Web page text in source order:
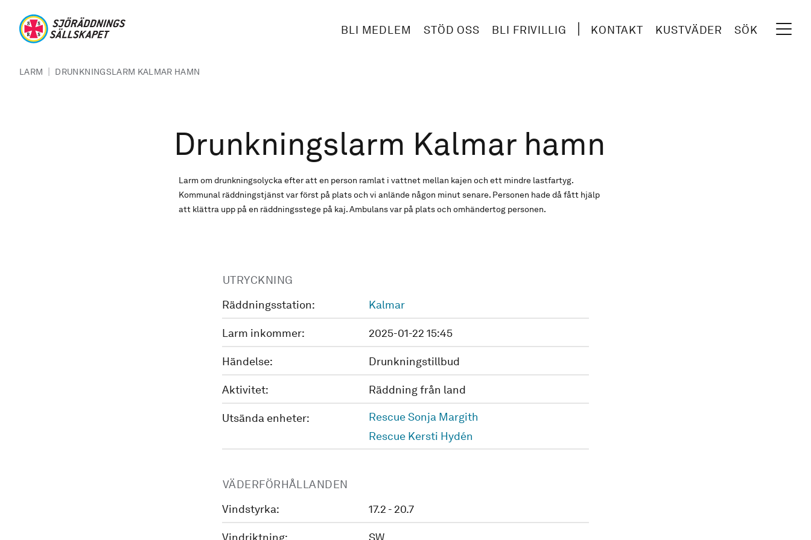
BLI MEDLEM STÖD OSS BLI FRIVILLIG KONTAKT KUSTVÄDER SÖK
LARM | DRUNKNINGSLARM KALMAR HAMN
Drunkningslarm Kalmar hamn
Larm om drunkningsolycka efter att en person ramlat i vattnet mellan kajen och ett mindre lastfartyg.
Kommunal räddningstjänst var först på plats och vi anlände någon minut senare. Personen hade då fått hjälp
att klättra upp på en räddningsstege på kaj. Ambulans var på plats och omhändertog personen.
UTRYCKNING
Räddningsstation:
Kalmar
Larm inkommer: 2025-01-22 15:45
Händelse: Drunkningstillbud
Aktivitet: Räddning från land
Utsända enheter:
Rescue Sonja Margith
Rescue Kersti Hydén
VÄDERFÖRHÅLLANDEN
Vindstyrka:
17.2 - 20.7
Vindriktning: SW